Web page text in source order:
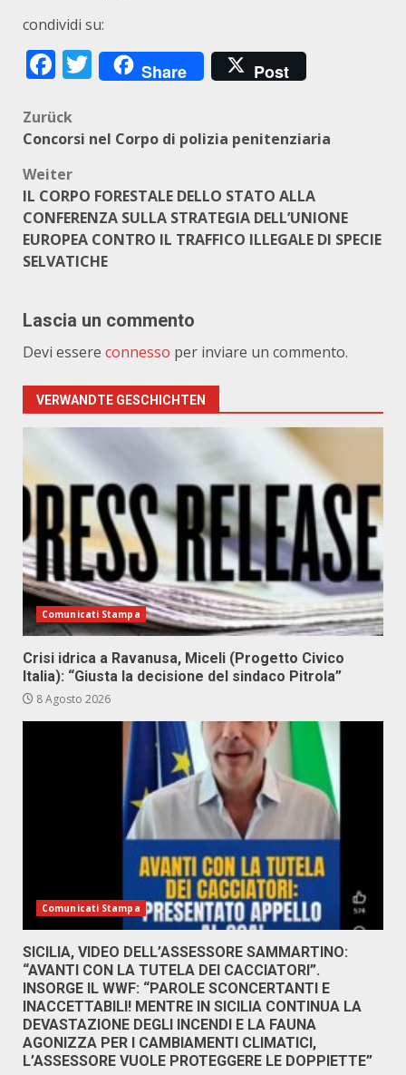
condividi su:
Facebook
Twitter
Share Post
Beitragsnavigation
Zurück
Concorsi nel Corpo di polizia penitenziaria
Weiter
IL CORPO FORESTALE DELLO STATO ALLA
CONFERENZA SULLA STRATEGIA DELL’UNIONE
EUROPEA CONTRO IL TRAFFICO ILLEGALE DI SPECIE
SELVATICHE
Lascia un commento
Devi essere connesso per inviare un commento.
VERWANDTE GESCHICHTEN
Comunicati Stampa
Crisi idrica a Ravanusa, Miceli (Progetto Civico
Italia): “Giusta la decisione del sindaco Pitrola”
8 Agosto 2026
Comunicati Stampa
SICILIA, VIDEO DELL’ASSESSORE SAMMARTINO:
“AVANTI CON LA TUTELA DEI CACCIATORI”.
INSORGE IL WWF: “PAROLE SCONCERTANTI E
INACCETTABILI! MENTRE IN SICILIA CONTINUA LA
DEVASTAZIONE DEGLI INCENDI E LA FAUNA
AGONIZZA PER I CAMBIAMENTI CLIMATICI,
L’ASSESSORE VUOLE PROTEGGERE LE DOPPIETTE”